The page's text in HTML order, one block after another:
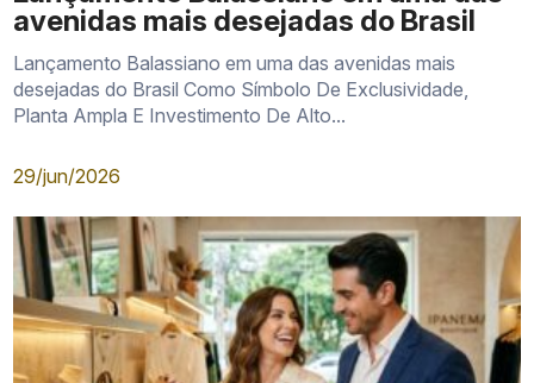
avenidas mais desejadas do Brasil
Lançamento Balassiano em uma das avenidas mais
desejadas do Brasil Como Símbolo De Exclusividade,
Planta Ampla E Investimento De Alto...
29/jun/2026